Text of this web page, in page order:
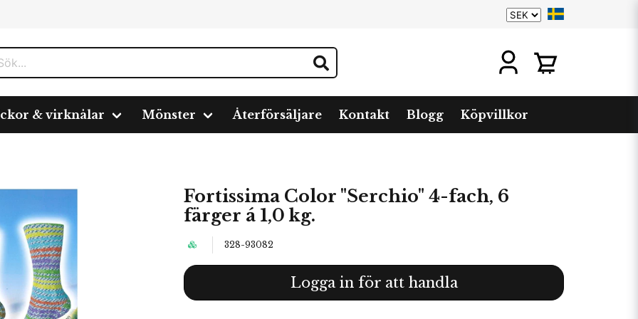
& virknålar Mönster Återförsäljare Kontakt Blogg Köpvillkor
Color "Serchio" 4-fach, 6 färger á 1,0 kg.
Fortissima Color "Serchio" 4-fach, 6
färger á 1,0 kg.
328-93082
Logga in för att handla